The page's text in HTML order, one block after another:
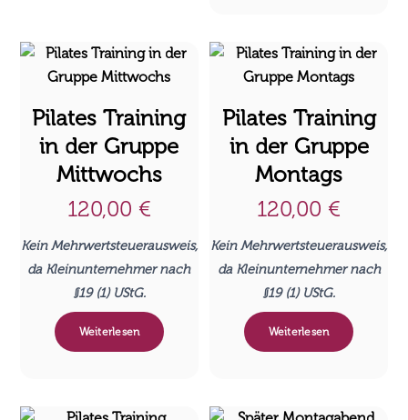
Pilates Training
in der Gruppe
Mittwochs
120,00 €
Kein Mehrwertsteuerausweis,
da Kleinunternehmer nach
§19 (1) UStG.
Weiterlesen
Pilates Training
in der Gruppe
Montags
120,00 €
Kein Mehrwertsteuerausweis,
da Kleinunternehmer nach
§19 (1) UStG.
Weiterlesen